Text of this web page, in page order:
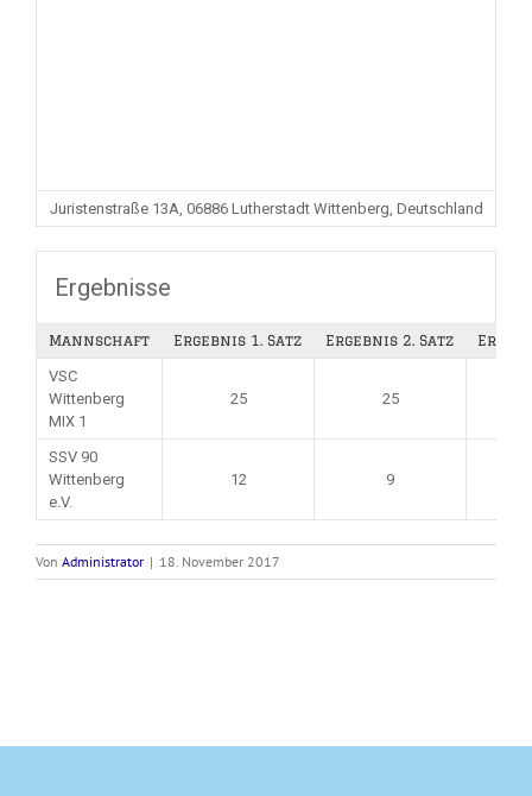
Juristenstraße 13A, 06886 Lutherstadt Wittenberg, Deutschland
Ergebnisse
Mannschaft Ergebnis 1. Satz Ergebnis 2. Satz
VSC
Wittenberg
MIX 1
25 25
SSV 90
Wittenberg
e.V.
12 9
Von Administrator | 18. November 2017